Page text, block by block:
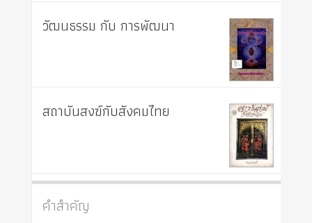
วัฒนธรรม กับ การพัฒนา
สถาบันสงฆ์กับสังคมไทย
คำสำคัญ